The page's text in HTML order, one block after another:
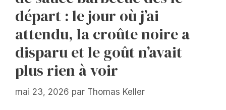
départ : le jour où j’ai
attendu, la croûte noire a
disparu et le goût n’avait
plus rien à voir
mai 23, 2026 par Thomas Keller